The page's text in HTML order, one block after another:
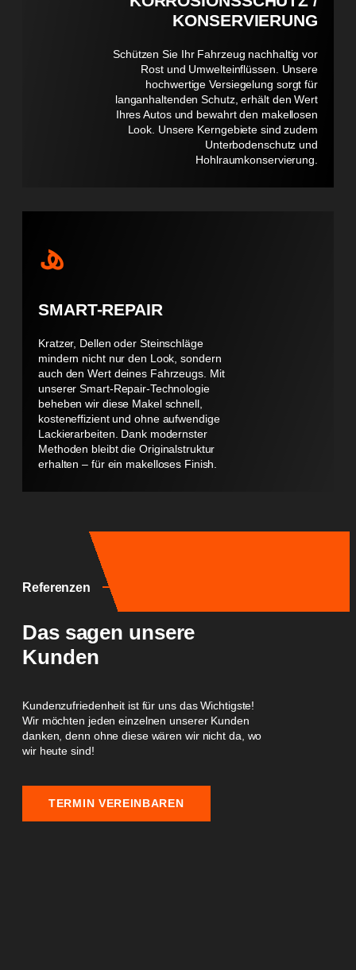
KONSERVIERUNG
Schützen Sie Ihr Fahrzeug nachhaltig vor
Rost und Umwelteinflüssen. Unsere
hochwertige Versiegelung sorgt für
langanhaltenden Schutz, erhält den Wert
Ihres Autos und bewahrt den makellosen
Look. Unsere Kerngebiete sind zudem
Unterbodenschutz und
Hohlraumkonservierung.
SMART-REPAIR
Kratzer, Dellen oder Steinschläge
mindern nicht nur den Look, sondern
auch den Wert deines Fahrzeugs. Mit
unserer Smart-Repair-Technologie
beheben wir diese Makel schnell,
kosteneffizient und ohne aufwendige
Lackierarbeiten. Dank modernster
Methoden bleibt die Originalstruktur
erhalten – für ein makelloses Finish.
Referenzen
Das sagen unsere
Kunden
Kundenzufriedenheit ist für uns das Wichtigste!
Wir möchten jeden einzelnen unserer Kunden
danken, denn ohne diese wären wir nicht da, wo
wir heute sind!
TERMIN VEREINBAREN